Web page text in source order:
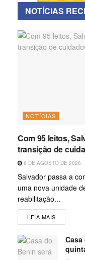
NOTÍCIAS
NOTÍCIAS
Com 95 leitos,
transição de
6 DE AGOSTO DE 2026
Salvador passa a
uma nova unidade
reabilitação...
LEIA MAIS